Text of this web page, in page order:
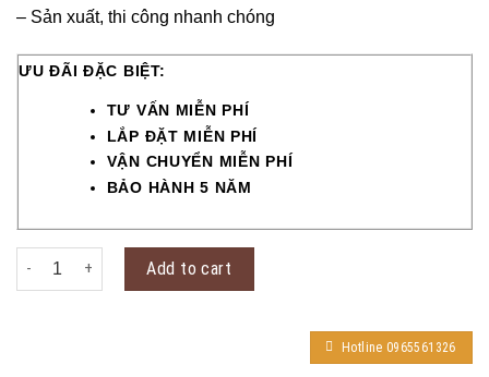
– Sản xuất, thi công nhanh chóng
ƯU ĐÃI ĐẶC BIỆT:
TƯ VẤN MIỄN PHÍ
LẮP ĐẶT MIỄN PHÍ
VẬN CHUYỂN MIỄN PHÍ
BẢO HÀNH 5 NĂM
Cửa thép vân gỗ KG-1.K quantity
Add to cart
Hotline 0965561326